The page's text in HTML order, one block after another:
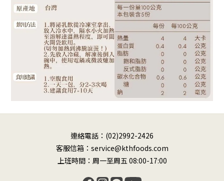
連絡電話：(02)2992-2426
客服信箱：service@kthfoods.com
上班時間：周一至周五 08:00-17:00